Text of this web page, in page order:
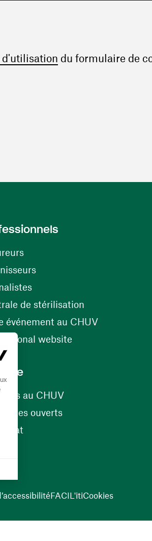
(ouvre une
(ouvre une nouvelle fenêtre)
de stérilisation
événement au CHUV(ouvre une
website
au CHUV(ouvre une nouvelle
ouverts(ouvre une nouvelle
FACIL'itiCookies